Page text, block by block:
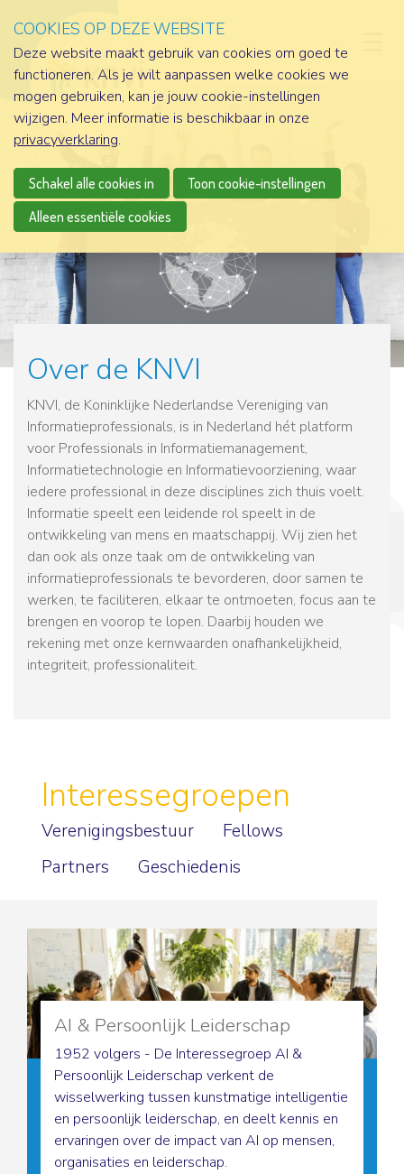
Over de KNVI
KNVI, de Koninklijke Nederlandse Vereniging van
Informatieprofessionals, is in Nederland hét platform
voor Professionals in Informatiemanagement,
Informatietechnologie en Informatievoorziening, waar
iedere professional in deze disciplines zich thuis voelt.
Informatie speelt een leidende rol speelt in de
ontwikkeling van mens en maatschappij. Wij zien het
dan ook als onze taak om de ontwikkeling van
informatieprofessionals te bevorderen, door samen te
werken, te faciliteren, elkaar te ontmoeten, focus aan te
brengen en voorop te lopen. Daarbij houden we
rekening met onze kernwaarden onafhankelijkheid,
integriteit, professionaliteit.
Interesse­groepen
Verenigingsbestuur
Fellows
Partners
Geschiedenis
AI & Persoonlijk Leiderschap
1952 volgers - De Interessegroep AI &
Persoonlijk Leiderschap verkent de
wisselwerking tussen kunstmatige intelligentie
en persoonlijk leiderschap, en deelt kennis en
ervaringen over de impact van AI op mensen,
organisaties en leiderschap.
COOKIES OP DEZE WEBSITE
Deze website maakt gebruik van cookies om goed te
functioneren. Als je wilt aanpassen welke cookies we
mogen gebruiken, kan je jouw cookie-instellingen
wijzigen. Meer informatie is beschikbaar in onze
privacyverklaring.
Schakel alle cookies in
Toon cookie-instellingen
Alleen essentiële cookies